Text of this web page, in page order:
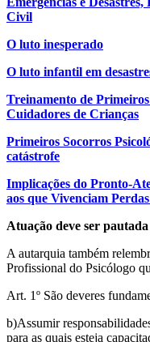
Civil
O luto inesperado
O luto infantil em
Treinamento de
Cuidadores de Crianças
Primeiros Socorros
catástrofe
Implicações do Pronto-
aos que Vivenciam
Atuação deve ser
A autarquia também
Profissional do Psicólogo
Art. 1º São deveres
b)Assumir
para as quais esteja